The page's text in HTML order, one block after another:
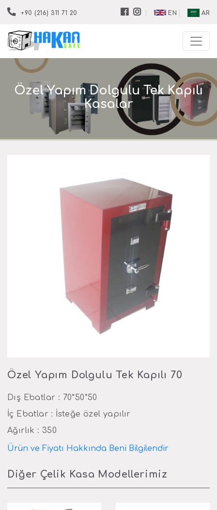
+90 (216) 311 71 20 EN AR
Özel Yapım Dolgulu Tek Kapılı
Kasalar
Özel Yapım Dolgulu Tek Kapılı 70
Dış Ebatlar : 70*50*50
İç Ebatlar : İsteğe özel yapılır
Ağırlık : 350
Ürün ve Fiyatı Hakkında Beni Bilgilendir
Diğer Çelik Kasa Modellerimiz